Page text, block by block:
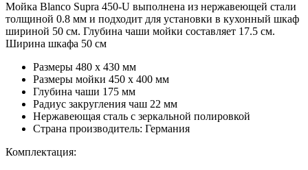
Мойка Blanco Supra 450-U выполнена из нержавеющей стали
толщиной 0.8 мм и подходит для установки в кухонный шкаф
шириной 50 см. Глубина чаши мойки составляет 17.5 см.
Ширина шкафа 50 см
Размеры 480 х 430 мм
Размеры мойки 450 х 400 мм
Глубина чаши 175 мм
Радиус закругления чаш 22 мм
Нержавеющая сталь с зеркальной полировкой
Страна производитель: Германия
Комплектация: